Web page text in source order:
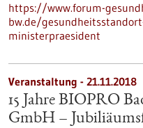
https://www.forum-
bw.de/
ministerpraesident
Veranstaltung - 21.11.2018
15 Jahre BIOPRO
GmbH –